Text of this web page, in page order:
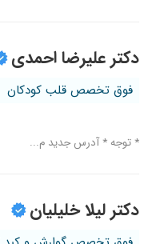
دکتر علیرضا احمدی
فوق تخصص قلب کودکان
* توجه * آدرس جدید م...
دکتر لیلا خلیلیان